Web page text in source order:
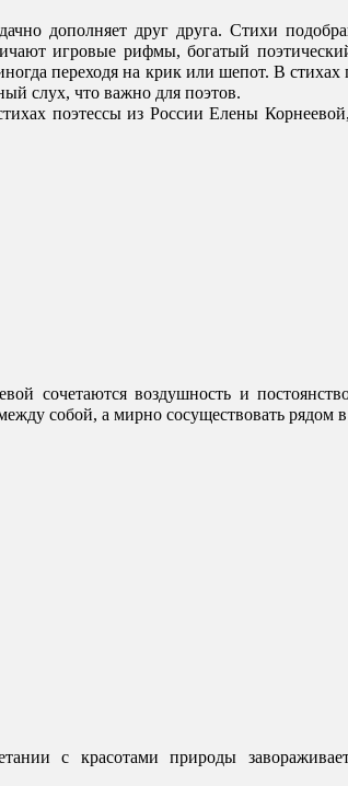
дополняет друг друга. Стихи
игровые рифмы, богатый
переходя на крик или шепот. В стихах
слух, что важно для поэтов.
поэтессы из России Елены
сочетаются воздушность и
собой, а мирно сосуществовать рядом
с красотами природы